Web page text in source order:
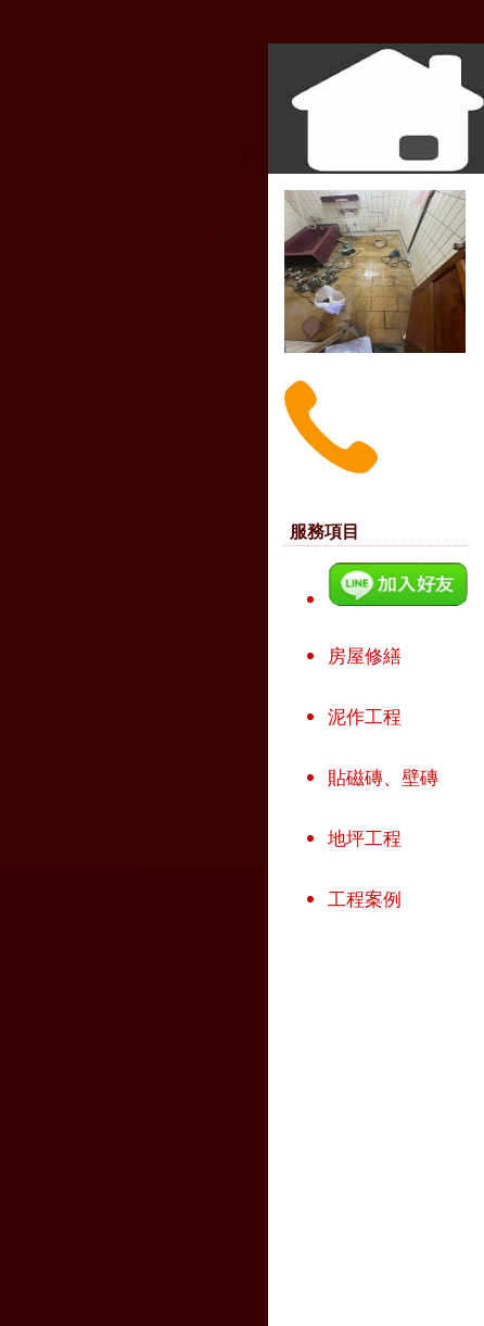
服務項目
房屋修繕
泥作工程
貼磁磚、壁磚
地坪工程
工程案例